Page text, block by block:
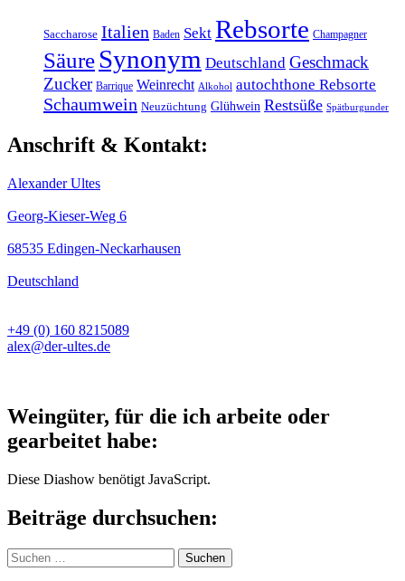
Saccharose Italien Baden Sekt Rebsorte Champagner
Säure Synonym Deutschland Geschmack
Zucker Barrique Weinrecht Alkohol autochthone Rebsorte
Schaumwein Neuzüchtung Glühwein Restsüße Spätburgunder
Anschrift & Kontakt:
Alexander Ultes
Georg-Kieser-Weg 6
68535 Edingen-Neckarhausen
Deutschland
+49 (0) 160 8215089
alex@der-ultes.de
Weingüter, für die ich arbeite oder
gearbeitet habe:
Diese Diashow benötigt JavaScript.
Beiträge durchsuchen:
Suchen
nach: